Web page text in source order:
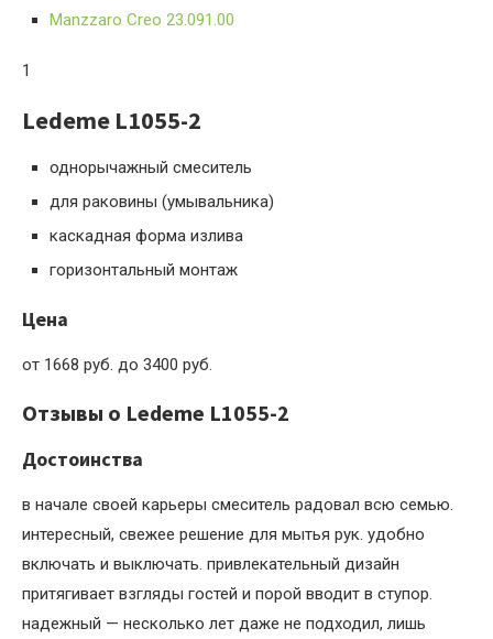
Manzzaro Creo 23.091.00
1
Ledeme L1055-2
однорычажный смеситель
для раковины (умывальника)
каскадная форма излива
горизонтальный монтаж
Цена
от 1668 руб. до 3400 руб.
Отзывы о Ledeme L1055-2
Достоинства
в начале своей карьеры смеситель радовал всю семью.
интересный, свежее решение для мытья рук. удобно
включать и выключать. привлекательный дизайн
притягивает взгляды гостей и порой вводит в ступор.
надежный — несколько лет даже не подходил, лишь